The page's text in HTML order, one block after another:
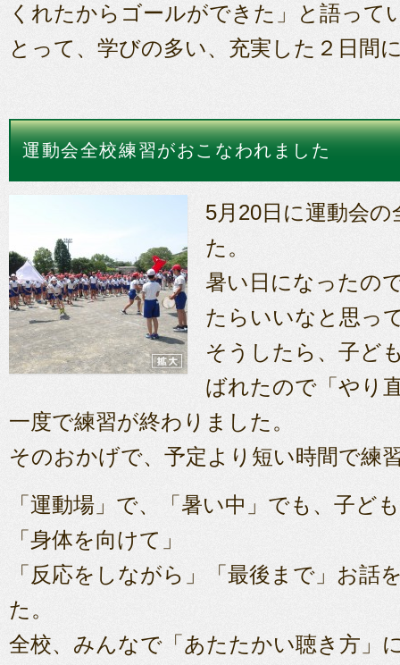
くれたからゴールができた」と語って
とって、学びの多い、充実した２日間
運動会全校練習がおこなわれました
5月20日に運動会
た。
暑い日になったの
たらいいなと思っ
そうしたら、子ど
ばれたので「やり
一度で練習が終わりました。
そのおかげで、予定より短い時間で練
「運動場」で、「暑い中」でも、子ど
「身体を向けて」
「反応をしながら」「最後まで」お話
た。
全校、みんなで「あたたかい聴き方」